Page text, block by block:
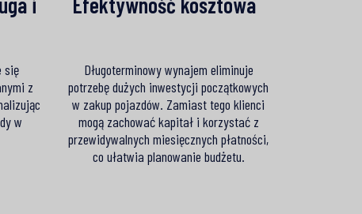
się
z
w
Długoterminowy wynajem eliminuje
potrzebę dużych inwestycji początkowych
w zakup pojazdów. Zamiast tego klienci
mogą zachować kapitał i korzystać z
przewidywalnych miesięcznych płatności,
co ułatwia planowanie budżetu.